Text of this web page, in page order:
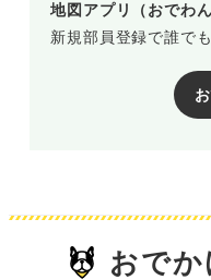
地図アプリ（おでわ
新規部員登録で誰で
おで